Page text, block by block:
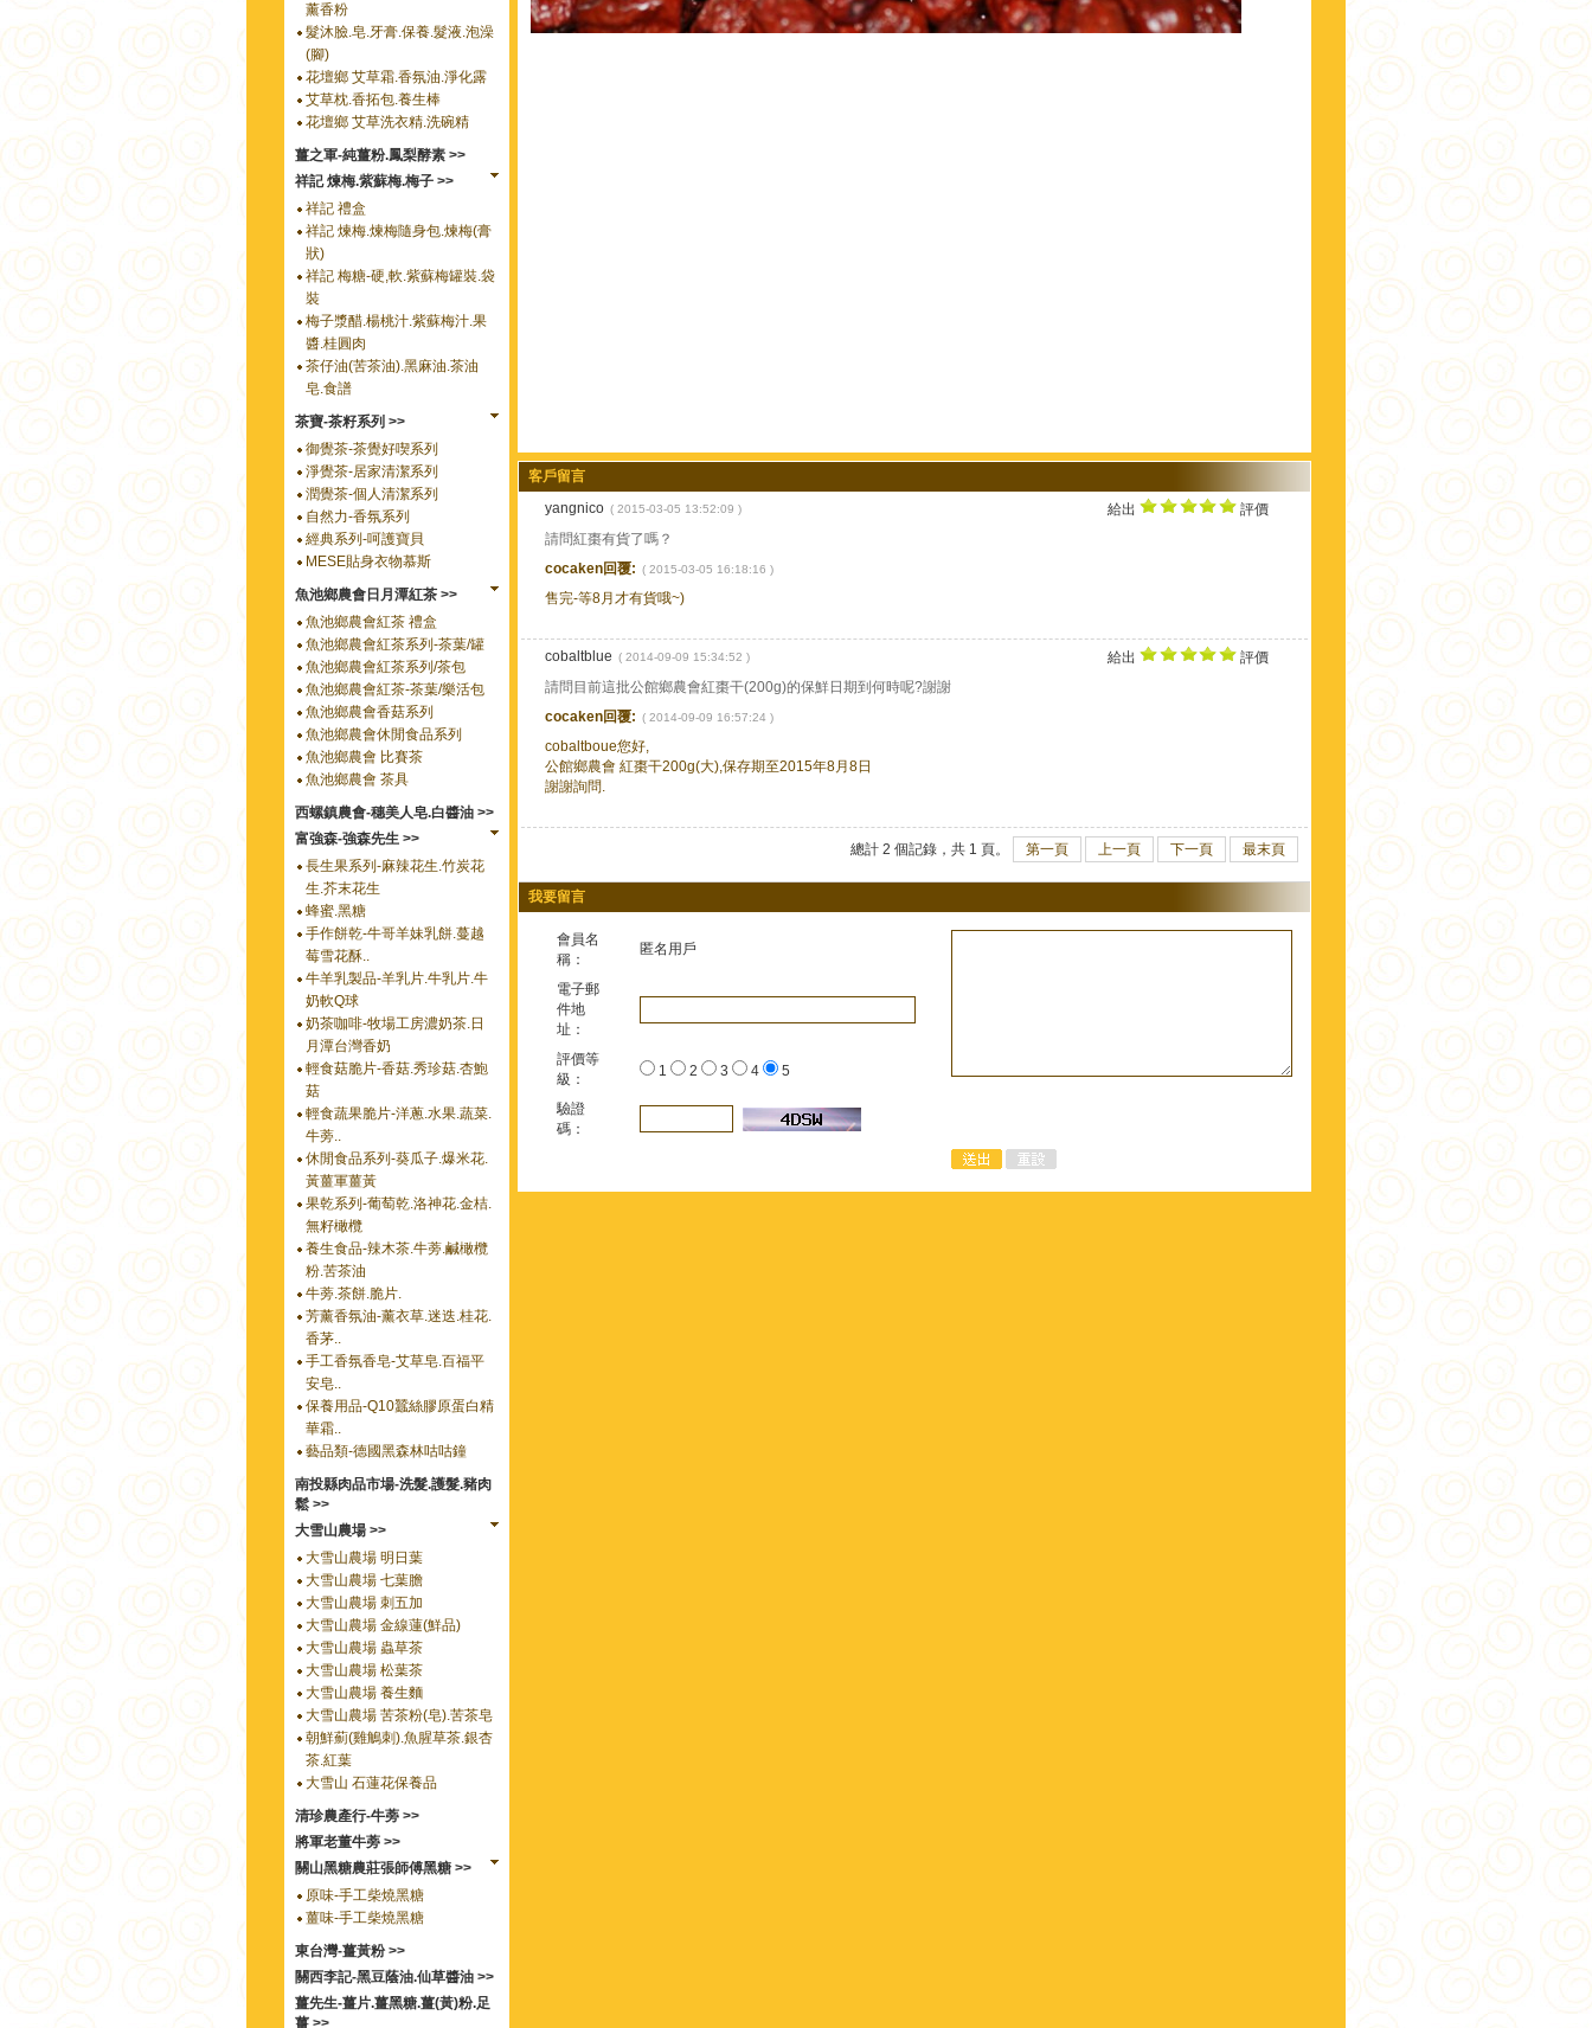
薰香粉
髮沐臉.皂.牙膏.保養.髮液.泡澡
(腳)
花壇鄉 艾草霜.香氛油.淨化露
艾草枕.香拓包.養生棒
花壇鄉 艾草洗衣精.洗碗精
薑之軍-純薑粉.鳳梨酵素 >>
祥記 煉梅.紫蘇梅.梅子 >>
祥記 禮盒
祥記 煉梅.煉梅隨身包.煉梅(膏
狀)
祥記 梅糖-硬,軟.紫蘇梅罐裝.袋
裝
梅子漿醋.楊桃汁.紫蘇梅汁.果
醬.桂圓肉
茶仔油(苦茶油).黑麻油.茶油
皂.食譜
茶寶-茶籽系列 >>
御覺茶-茶覺好喫系列
淨覺茶-居家清潔系列
潤覺茶-個人清潔系列
自然力-香氛系列
經典系列-呵護寶貝
MESE貼身衣物慕斯
魚池鄉農會日月潭紅茶 >>
魚池鄉農會紅茶 禮盒
魚池鄉農會紅茶系列-茶葉/罐
魚池鄉農會紅茶系列/茶包
魚池鄉農會紅茶-茶葉/樂活包
魚池鄉農會香菇系列
魚池鄉農會休閒食品系列
魚池鄉農會 比賽茶
魚池鄉農會 茶具
西螺鎮農會-穗美人皂.白醬油 >>
富強森-強森先生 >>
長生果系列-麻辣花生.竹炭花
生.芥末花生
蜂蜜.黑糖
手作餅乾-牛哥羊妹乳餅.蔓越
莓雪花酥..
牛羊乳製品-羊乳片.牛乳片.牛
奶軟Q球
奶茶咖啡-牧場工房濃奶茶.日
月潭台灣香奶
輕食菇脆片-香菇.秀珍菇.杏鮑
菇
輕食蔬果脆片-洋蔥.水果.蔬菜.
牛蒡..
休閒食品系列-葵瓜子.爆米花.
黃薑軍薑黃
果乾系列-葡萄乾.洛神花.金桔.
無籽橄欖
養生食品-辣木茶.牛蒡.鹹橄欖
粉.苦茶油
牛蒡.茶餅.脆片.
芳薰香氛油-薰衣草.迷迭.桂花.
香茅..
手工香氛香皂-艾草皂.百福平
安皂..
保養用品-Q10蠶絲膠原蛋白精
華霜..
藝品類-德國黑森林咕咕鐘
南投縣肉品市場-洗髮.護髮.豬肉
鬆 >>
大雪山農場 >>
大雪山農場 明日葉
大雪山農場 七葉膽
大雪山農場 刺五加
大雪山農場 金線蓮(鮮品)
大雪山農場 蟲草茶
大雪山農場 松葉茶
大雪山農場 養生麵
大雪山農場 苦茶粉(皂).苦茶皂
朝鮮薊(雞鵤刺).魚腥草茶.銀杏
茶.紅葉
大雪山 石蓮花保養品
清珍農產行-牛蒡 >>
將軍老董牛蒡 >>
關山黑糖農莊張師傅黑糖 >>
原味-手工柴燒黑糖
薑味-手工柴燒黑糖
東台灣-薑黃粉 >>
關西李記-黑豆蔭油.仙草醬油 >>
薑先生-薑片.薑黑糖.薑(黃)粉.足
薑 >>
客戶留言
yangnico ( 2015-03-05 13:52:09 ) 給出
評價
請問紅棗有貨了嗎？
cocaken回覆: ( 2015-03-05 16:18:16 )
售完-等8月才有貨哦~)
cobaltblue ( 2014-09-09 15:34:52 ) 給出
評價
請問目前這批公館鄉農會紅棗干(200g)的保鮮日期到何時呢?謝謝
cocaken回覆: ( 2014-09-09 16:57:24 )
cobaltboue您好,
公館鄉農會 紅棗干200g(大),保存期至2015年8月8日
謝謝詢問.
總計 2 個記錄，共 1 頁。 第一頁 上一頁 下一頁 最末頁
我要留言
會員名
稱：
匿名用戶
電子郵
件地
址：
評價等
級：
1 2 3 4 5
驗證
碼：